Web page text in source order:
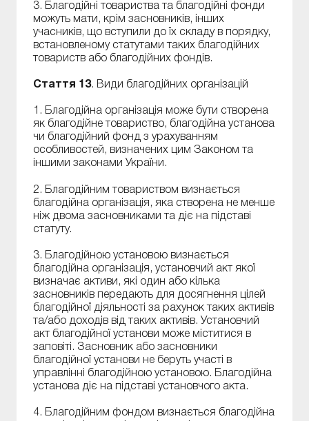
3. Благодійні товариства та благодійні фонди
можуть мати, крім засновників, інших
учасників, що вступили до їх складу в порядку,
встановленому статутами таких благодійних
товариств або благодійних фондів.
Стаття 13. Види благодійних організацій
1. Благодійна організація може бути створена
як благодійне товариство, благодійна установа
чи благодійний фонд з урахуванням
особливостей, визначених цим Законом та
іншими законами України.
2. Благодійним товариством визнається
благодійна організація, яка створена не менше
ніж двома засновниками та діє на підставі
статуту.
3. Благодійною установою визнається
благодійна організація, установчий акт якої
визначає активи, які один або кілька
засновників передають для досягнення цілей
благодійної діяльності за рахунок таких активів
та/або доходів від таких активів. Установчий
акт благодійної установи може міститися в
заповіті. Засновник або засновники
благодійної установи не беруть участі в
управлінні благодійною установою. Благодійна
установа діє на підставі установчого акта.
4. Благодійним фондом визнається благодійна